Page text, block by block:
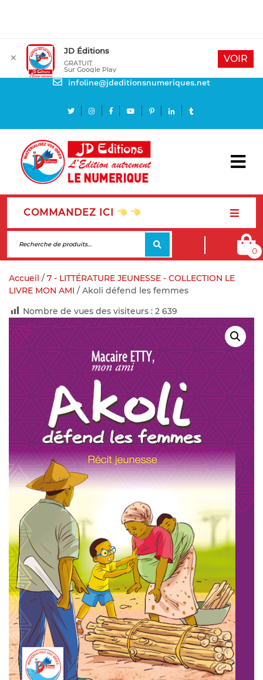
Besoin d'aide
infoline@jdeditionsnumeriques.net
COMMANDEZ ICI
0
Accueil / 7 - LITTÉRATURE JEUNESSE - COLLECTION LE
LIVRE MON AMI / Akoli défend les femmes
Nombre de vues des visiteurs : 2 639
✕
JD Éditions
GRATUIT
Sur Google Play
VOIR